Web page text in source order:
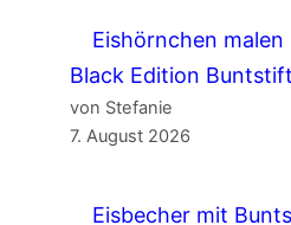
Eishörnchen
Black Edition
von Stefanie
7. August 2026
Eisbecher mit